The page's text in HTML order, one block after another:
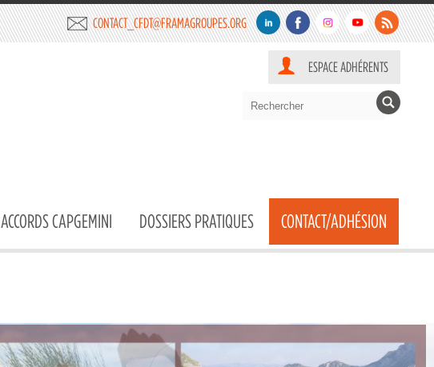
CONTACT_CFDT@FRAMAGROUPES.ORG
ESPACE ADHÉRENTS
ACCORDS CAPGEMINI DOSSIERS PRATIQUES CONTACT/ADHÉSION